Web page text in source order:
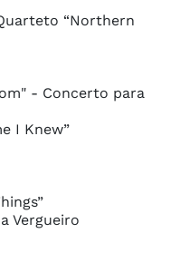
“Northern
- Concerto para
I Knew”
Vergueiro